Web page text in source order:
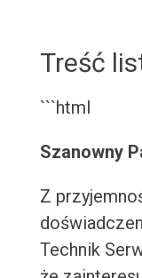
Treść
```html
Szanowny
Z
Technik